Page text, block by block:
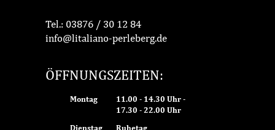
Tel.: 03876 / 30 12 84
info@litaliano-perleberg.de
ÖFFNUNGSZEITEN:
Montag
11.00 - 14.30 Uhr -
17.30 - 22.00 Uhr
Dienstag
Ruhetag